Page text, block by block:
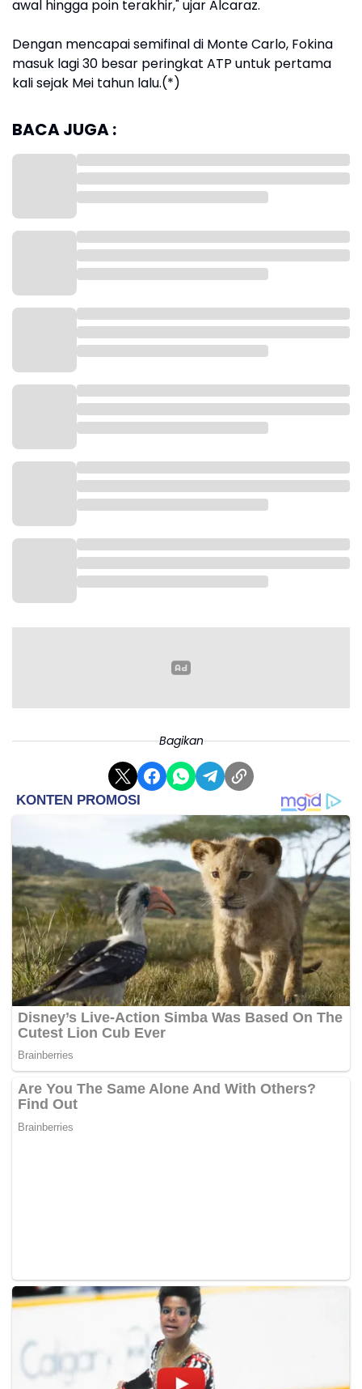
awal hingga poin terakhir," ujar Alcaraz.
Dengan mencapai semifinal di Monte Carlo, Fokina
masuk lagi 30 besar peringkat ATP untuk pertama
kali sejak Mei tahun lalu.(*)
BACA JUGA :
Bagikan